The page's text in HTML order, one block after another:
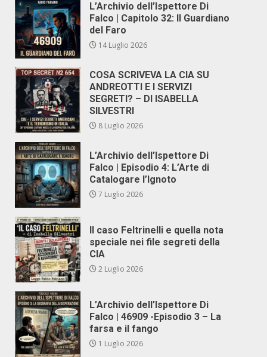
L’Archivio dell’Ispettore Di
Falco | Capitolo 32: Il Guardiano
del Faro
14 Luglio 2026
COSA SCRIVEVA LA CIA SU
ANDREOTTI E I SERVIZI
SEGRETI? – DI ISABELLA
SILVESTRI
8 Luglio 2026
L’Archivio dell’Ispettore Di
Falco | Episodio 4: L’Arte di
Catalogare l’Ignoto
7 Luglio 2026
Il caso Feltrinelli e quella nota
speciale nei file segreti della
CIA
2 Luglio 2026
L’Archivio dell’Ispettore Di
Falco | 46909 -Episodio 3 – La
farsa e il fango
1 Luglio 2026